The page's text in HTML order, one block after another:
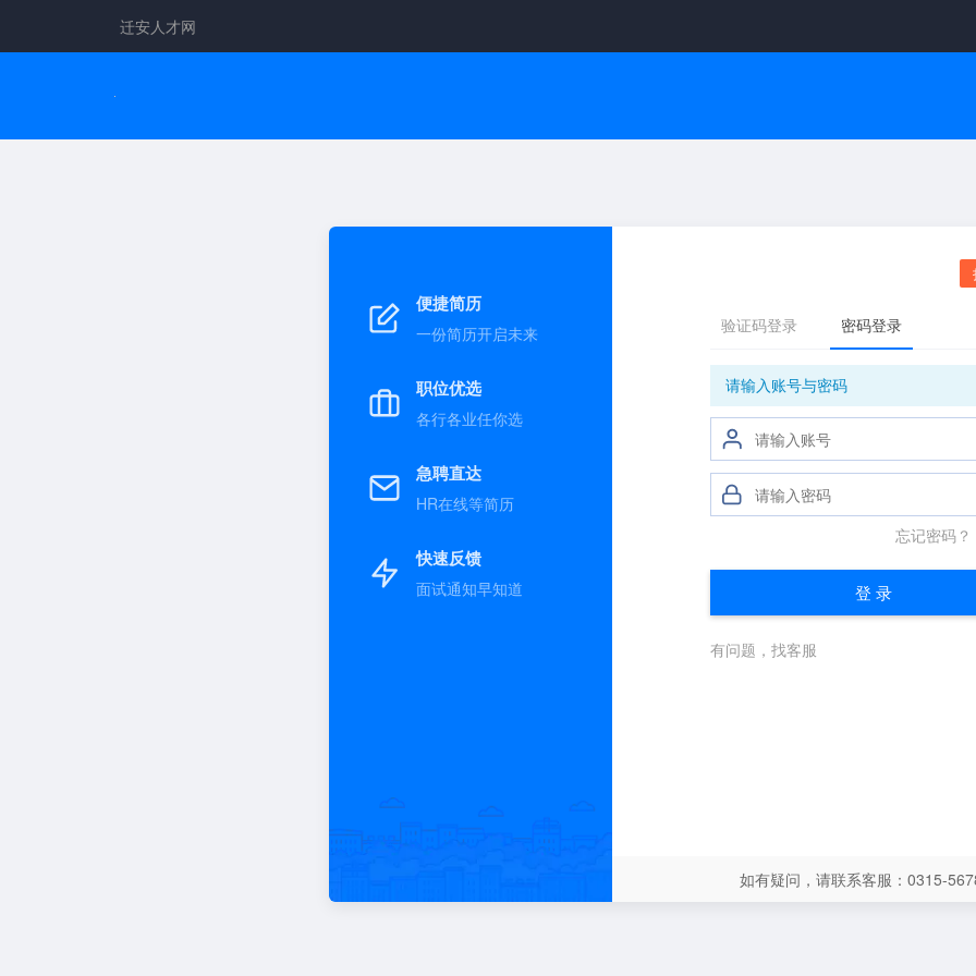
迁安人才网
便捷简历
一份简历开启未来
职位优选
各行各业任你选
急聘直达
HR在线等简历
快速反馈
面试通知早知道
如有疑问，请联系客服：0315-